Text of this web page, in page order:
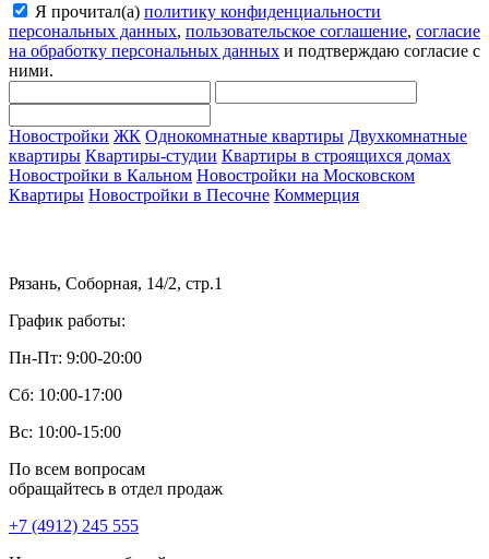
Я прочитал(а) политику конфиденциальности
персональных данных, пользовательское соглашение, согласие
на обработку персональных данных и подтверждаю согласие с
ними.
Новостройки ЖК Однокомнатные квартиры Двухкомнатные
квартиры Квартиры-студии Квартиры в строящихся домах
Новостройки в Кальном Новостройки на Московском
Квартиры Новостройки в Песочне Коммерция
Рязань, Соборная, 14/2, стр.1
График работы:
Пн-Пт: 9:00-20:00
Сб: 10:00-17:00
Вс: 10:00-15:00
По всем вопросам
обращайтесь в отдел продаж
+7 (4912) 245 555